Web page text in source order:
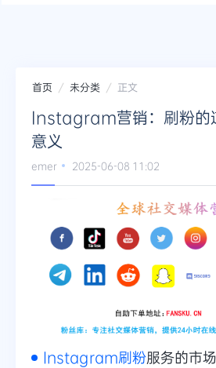
首页 未分类 正文
Instagram营销：刷粉的
意义
emer 2025-06-08 11:02
Instagram刷粉服务的市